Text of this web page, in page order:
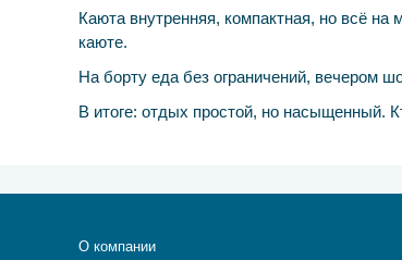
Каюта внутренняя, компактная, но всё
каюте.
На борту еда без ограничений, вечером
В итоге: отдых простой, но насыщенный.
О компании